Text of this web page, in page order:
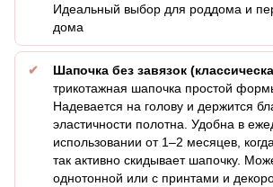
Идеальный выбор для роддома и
дома
Шапочка без завязок
трикотажная шапочка простой
Надевается на голову и держится
эластичности полотна. Удобна в
использовании от 1–2 месяцев,
так активно скидывает шапочку.
однотонной или с принтами и